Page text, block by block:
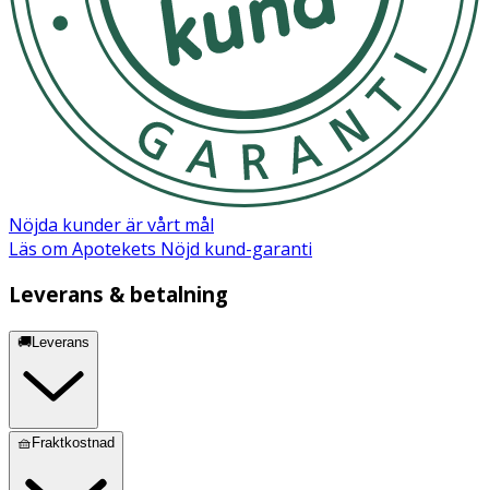
Nöjda kunder är vårt mål
Läs om Apotekets Nöjd kund-garanti
Leverans & betalning
🚚Leverans
🧺Fraktkostnad